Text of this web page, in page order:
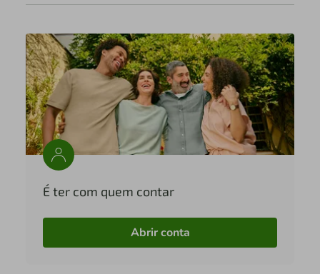
É ter com quem contar
Abrir conta